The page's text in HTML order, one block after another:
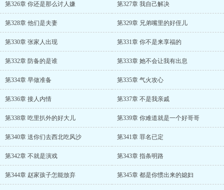
第326章 你还是那么讨人嫌 第327章 我自己解决
第328章 他们是夫妻 第329章 兄弟嘴里的好侄儿
第330章 张家人出现 第331章 你不是来享福的
第332章 防备的是谁 第333章 她不会让我有出息
第334章 早做准备 第335章 气火攻心
第336章 接人内情 第337章 不是我亲戚
第338章 吃里扒外的好大儿 第339章 你难道就是一个好哥哥
第340章 送你们去西北吃风沙 第341章 罪名已定
第342章 不就是演戏 第343章 指条明路
第344章 赵家孩子怎能放弃 第345章 都是你惯出来的媳妇